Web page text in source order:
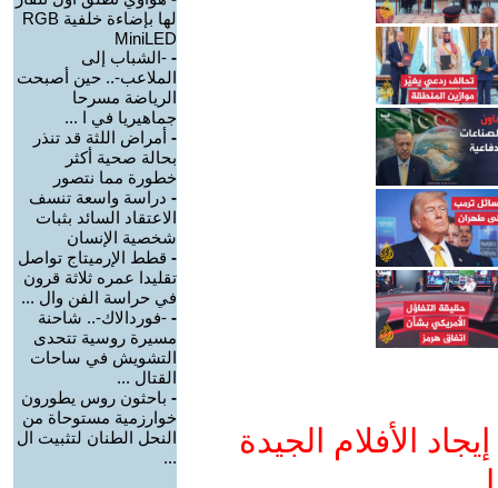
الأفلام الجيدة
لها بإضاءة خلفية RGB
MiniLED
- -الشباب إلى
الملاعب-.. حين أصبحت
الرياضة مسرحا
جماهيريا في ا ...
- أمراض اللثة قد تنذر
بحالة صحية أكثر
خطورة مما نتصور
- دراسة واسعة تنسف
الاعتقاد السائد بثبات
شخصية الإنسان
- قطط الإرميتاج تواصل
تقليدا عمره ثلاثة قرون
في حراسة الفن وال ...
- -فوردالاك-.. شاحنة
مسيرة روسية تتحدى
التشويش في ساحات
القتال ...
- باحثون روس يطورون
خوارزمية مستوحاة من
النحل الطنان لتثبيت ال
...